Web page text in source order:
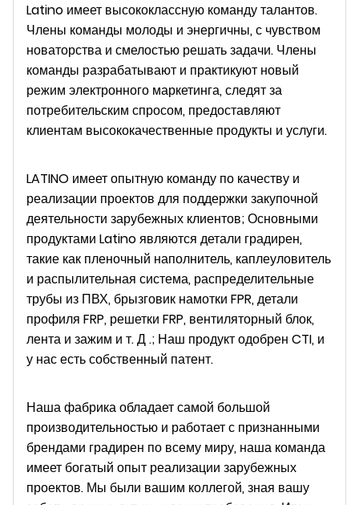
Latino имеет высококлассную команду талантов.
Члены команды молоды и энергичны, с чувством
новаторства и смелостью решать задачи. Члены
команды разрабатывают и практикуют новый
режим электронного маркетинга, следят за
потребительским спросом, предоставляют
клиентам высококачественные продукты и услуги.
LATINO имеет опытную команду по качеству и
реализации проектов для поддержки закупочной
деятельности зарубежных клиентов; Основными
продуктами Latino являются детали градирен,
такие как пленочный наполнитель, каплеуловитель
и распылительная система, распределительные
трубы из ПВХ, брызговик намотки FPR, детали
профиля FRP, решетки FRP, вентиляторный блок,
лента и зажим и т. Д .; Наш продукт одобрен CTI, и
у нас есть собственный патент.
Наша фабрика обладает самой большой
производительностью и работает с признанными
брендами градирен по всему миру, наша команда
имеет богатый опыт реализации зарубежных
проектов. Мы были вашим коллегой, зная вашу